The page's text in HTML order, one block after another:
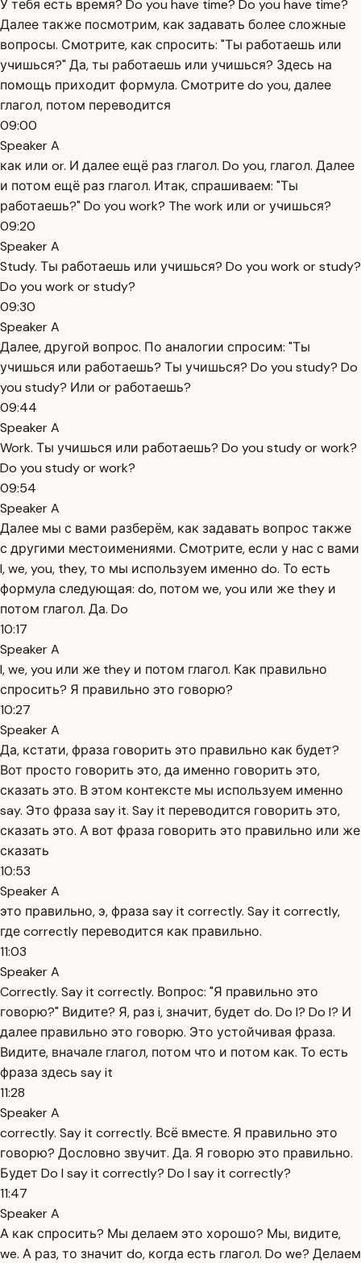
У тебя есть время? Do you have time? Do you have time?
Далее также посмотрим, как задавать более сложные
вопросы. Смотрите, как спросить: "Ты работаешь или
учишься?" Да, ты работаешь или учишься? Здесь на
помощь приходит формула. Смотрите do you, далее
глагол, потом переводится
09:00
Speaker A
как или or. И далее ещё раз глагол. Do you, глагол. Далее
и потом ещё раз глагол. Итак, спрашиваем: "Ты
работаешь?" Do you work? The work или or учишься?
09:20
Speaker A
Study. Ты работаешь или учишься? Do you work or study?
Do you work or study?
09:30
Speaker A
Далее, другой вопрос. По аналогии спросим: "Ты
учишься или работаешь? Ты учишься? Do you study? Do
you study? Или or работаешь?
09:44
Speaker A
Work. Ты учишься или работаешь? Do you study or work?
Do you study or work?
09:54
Speaker A
Далее мы с вами разберём, как задавать вопрос также
с другими местоимениями. Смотрите, если у нас с вами
I, we, you, they, то мы используем именно do. То есть
формула следующая: do, потом we, you или же they и
потом глагол. Да. Do
10:17
Speaker A
I, we, you или же they и потом глагол. Как правильно
спросить? Я правильно это говорю?
10:27
Speaker A
Да, кстати, фраза говорить это правильно как будет?
Вот просто говорить это, да именно говорить это,
сказать это. В этом контексте мы используем именно
say. Это фраза say it. Say it переводится говорить это,
сказать это. А вот фраза говорить это правильно или же
сказать
10:53
Speaker A
это правильно, э, фраза say it correctly. Say it correctly,
где correctly переводится как правильно.
11:03
Speaker A
Correctly. Say it correctly. Вопрос: "Я правильно это
говорю?" Видите? Я, раз i, значит, будет do. Do I? Do I? И
далее правильно это говорю. Это устойчивая фраза.
Видите, вначале глагол, потом что и потом как. То есть
фраза здесь say it
11:28
Speaker A
correctly. Say it correctly. Всё вместе. Я правильно это
говорю? Дословно звучит. Да. Я говорю это правильно.
Будет Do I say it correctly? Do I say it correctly?
11:47
Speaker A
А как спросить? Мы делаем это хорошо? Мы, видите,
we. А раз, то значит do, когда есть глагол. Do we? Делаем